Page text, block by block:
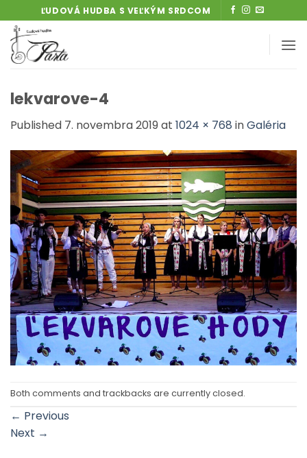
to
content
ĽUDOVÁ HUDBA S VEĽKÝM SRDCOM
lekvarove-4
Published 7. novembra 2019 at 1024 × 768 inGaléria
Both comments and trackbacks are currently closed.
← Previous
Next →